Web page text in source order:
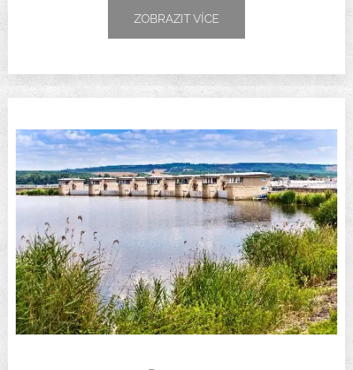
ZOBRAZIT VÍCE